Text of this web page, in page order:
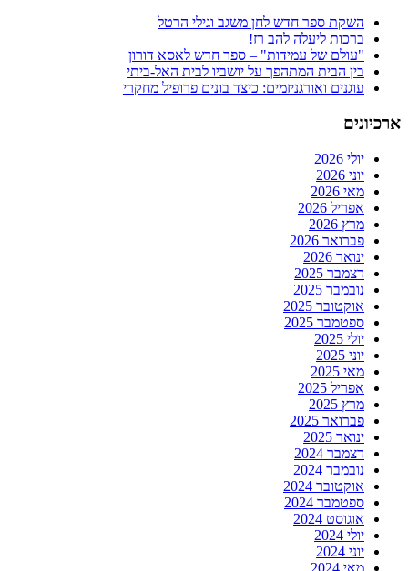
השקת ספר חדש לחן משגב וגילי הרטל
ברכות ליעלה להב רז!
"עולם של עמידות" – ספר חדש לאסא דורון
בין הבית המתהפך על יושביו לבית האל-ביתי
עוגנים ואורגניזמים: כיצד בונים פרופיל מחקרי
ארכיונים
יולי 2026
יוני 2026
מאי 2026
אפריל 2026
מרץ 2026
פברואר 2026
ינואר 2026
דצמבר 2025
נובמבר 2025
אוקטובר 2025
ספטמבר 2025
יולי 2025
יוני 2025
מאי 2025
אפריל 2025
מרץ 2025
פברואר 2025
ינואר 2025
דצמבר 2024
נובמבר 2024
אוקטובר 2024
ספטמבר 2024
אוגוסט 2024
יולי 2024
יוני 2024
מאי 2024